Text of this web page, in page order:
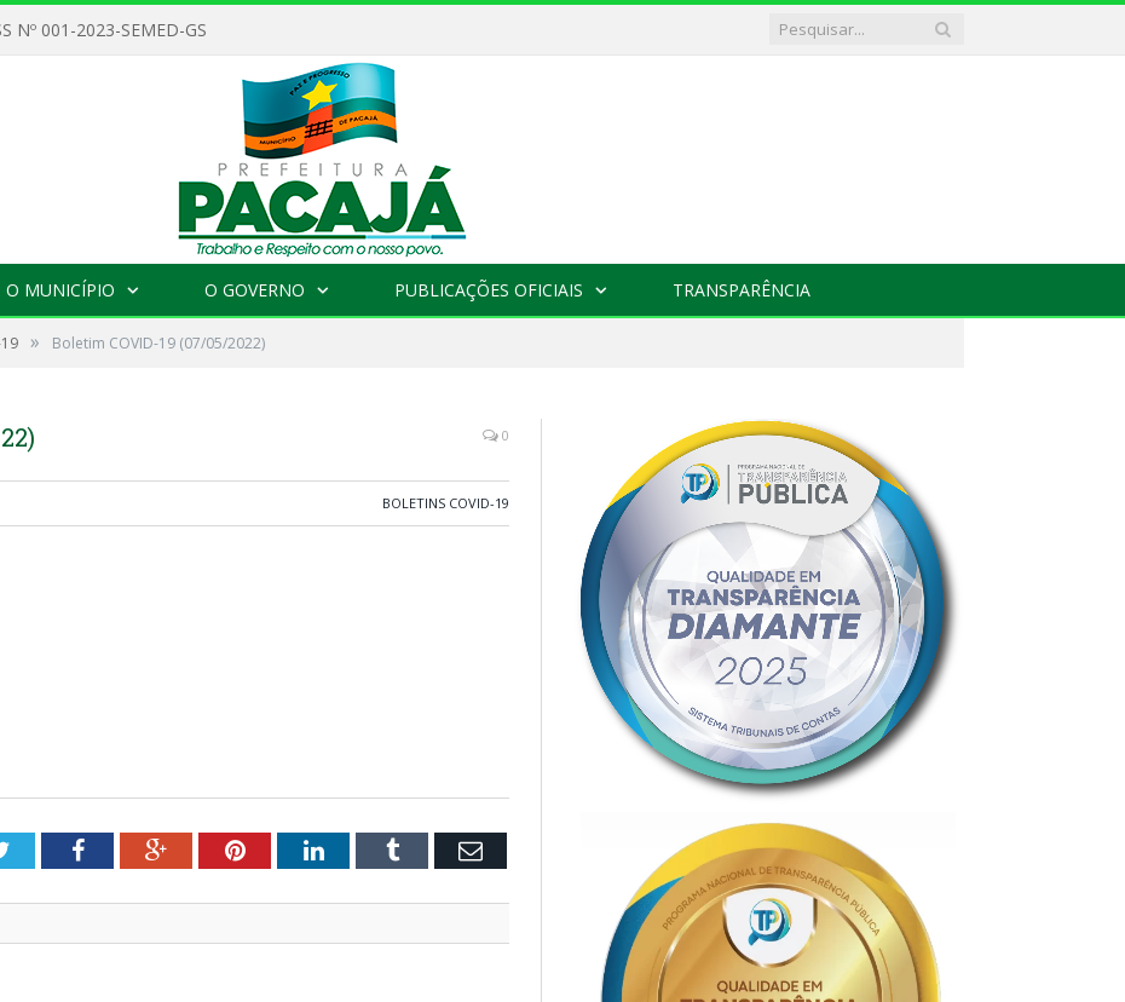
Nº 001-2023-SEMED-GS
O MUNICÍPIO O GOVERNO PUBLICAÇÕES OFICIAIS TRANSPARÊNCIA
» Boletim COVID-19 (07/05/2022)
0
BOLETINS COVID-19
TwitterFacebookGoogle+PinterestLinkedInTumblr Email